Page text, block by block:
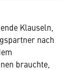
Klauseln,
nach
brauchte,